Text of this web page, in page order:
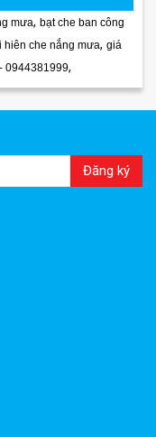
mưa, bạt che ban công
hiên che nắng mưa, giá
0944381999,